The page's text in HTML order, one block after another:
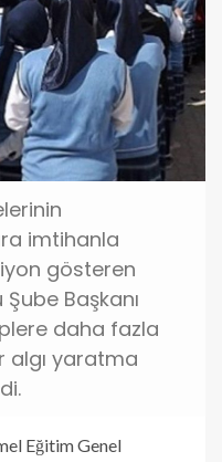
imtihanla
gösteren
Başkanı
daha fazla
algı yaratma
Eğitim Genel